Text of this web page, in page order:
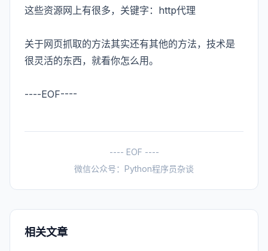
这些资源网上有很多，关键字：http代理
关于网页抓取的方法其实还有其他的方法，技术是
很灵活的东西，就看你怎么用。
----EOF----
---- EOF ----
微信公众号：Python程序员杂谈
相关文章